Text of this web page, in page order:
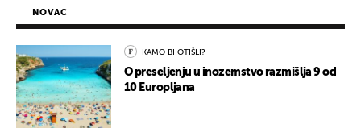
NOVAC
KAMO BI OTIŠLI?
O preseljenju u inozemstvo razmišlja 9 od
10 Europljana